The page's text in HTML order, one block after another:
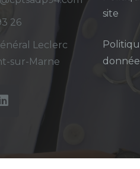
26
Leclerc
sur-Marne
site